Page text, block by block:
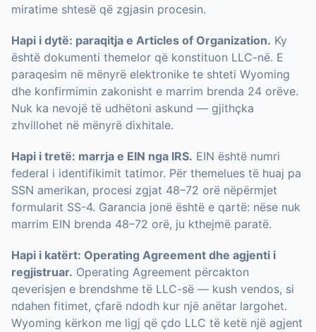
miratime shtesë që zgjasin procesin.
Hapi i dytë: paraqitja e Articles of Organization. Ky
është dokumenti themelor që konstituon LLC-në. E
paraqesim në mënyrë elektronike te shteti Wyoming
dhe konfirmimin zakonisht e marrim brenda 24 orëve.
Nuk ka nevojë të udhëtoni askund — gjithçka
zhvillohet në mënyrë dixhitale.
Hapi i tretë: marrja e EIN nga IRS. EIN është numri
federal i identifikimit tatimor. Për themelues të huaj pa
SSN amerikan, procesi zgjat 48–72 orë nëpërmjet
formularit SS-4. Garancia jonë është e qartë: nëse nuk
marrim EIN brenda 48–72 orë, ju kthejmë paratë.
Hapi i katërt: Operating Agreement dhe agjenti i
regjistruar. Operating Agreement përcakton
qeverisjen e brendshme të LLC-së — kush vendos, si
ndahen fitimet, çfarë ndodh kur një anëtar largohet.
Wyoming kërkon me ligj që çdo LLC të ketë një agjent